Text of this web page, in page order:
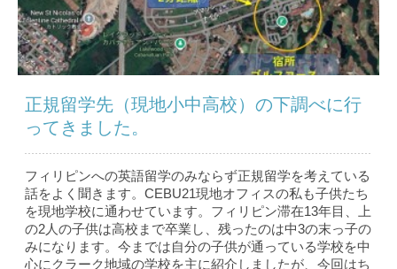
正規留学先（現地小中高校）の下調べに行
ってきました。
フィリピンへの英語留学のみならず正規留学を考えている
話をよく聞きます。CEBU21現地オフィスの私も子供たち
を現地学校に通わせています。フィリピン滞在13年目、上
の2人の子供は高校まで卒業し、残ったのは中3の末っ子の
みになります。今までは自分の子供が通っている学校を中
心にクラーク地域の学校を主に紹介しましたが、今回はち